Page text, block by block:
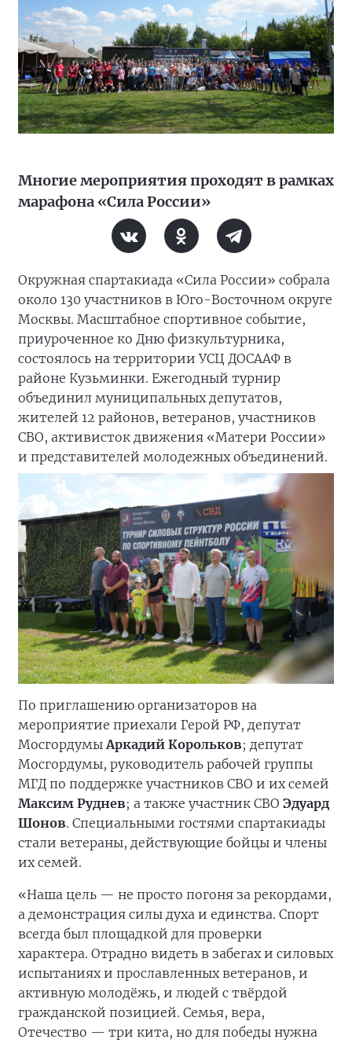
Многие мероприятия проходят в рамках
марафона «Сила России»
Окружная спартакиада «Сила России» собрала
около 130 участников в Юго-Восточном округе
Москвы. Масштабное спортивное событие,
приуроченное ко Дню физкультурника,
состоялось на территории УСЦ ДОСААФ в
районе Кузьминки. Ежегодный турнир
объединил муниципальных депутатов,
жителей 12 районов, ветеранов, участников
СВО, активисток движения «Матери России»
и представителей молодежных объединений.
По приглашению организаторов на
мероприятие приехали Герой РФ, депутат
МосгордумыАркадий Корольков; депутат
Мосгордумы, руководитель рабочей группы
МГД по поддержке участников СВО и их семей
Максим Руднев; а также участник СВО Эдуард
Шонов. Специальными гостями спартакиады
стали ветераны, действующие бойцы и члены
их семей.
«Наша цель — не просто погоня за рекордами,
а демонстрация силы духа и единства. Спорт
всегда был площадкой для проверки
характера. Отрадно видеть в забегах и силовых
испытаниях и прославленных ветеранов, и
активную молодёжь, и людей с твёрдой
гражданской позицией. Семья, вера,
Отечество — три кита, но для победы нужна